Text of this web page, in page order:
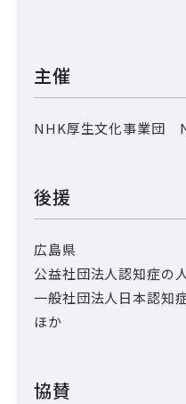
主催
NHK厚生文化事業団
後援
広島県
公益社団法人認知症の
一般社団法人日本認知
ほか
協賛